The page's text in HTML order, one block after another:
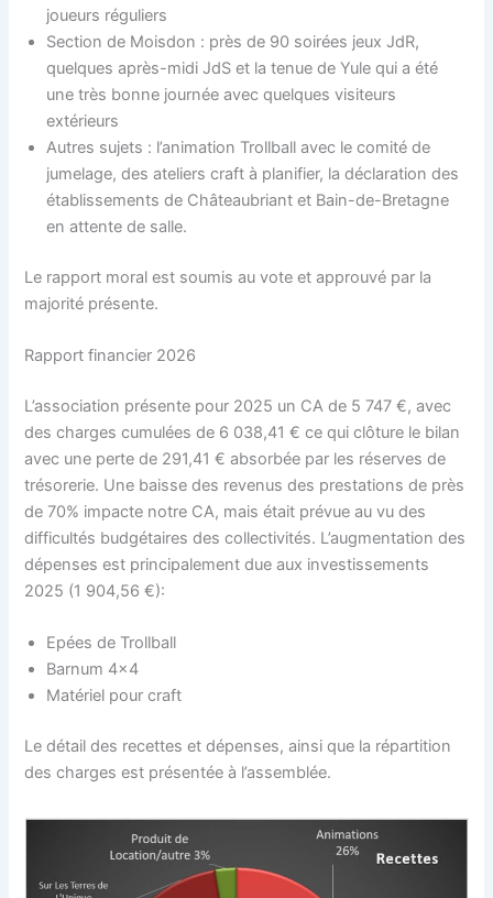
joueurs réguliers
Section de Moisdon : près de 90 soirées jeux JdR,
quelques après-midi JdS et la tenue de Yule qui a été
une très bonne journée avec quelques visiteurs
extérieurs
Autres sujets : l’animation Trollball avec le comité de
jumelage, des ateliers craft à planifier, la déclaration des
établissements de Châteaubriant et Bain-de-Bretagne
en attente de salle.
Le rapport moral est soumis au vote et approuvé par la
majorité présente.
Rapport financier 2026
L’association présente pour 2025 un CA de 5 747 €, avec
des charges cumulées de 6 038,41 € ce qui clôture le bilan
avec une perte de 291,41 € absorbée par les réserves de
trésorerie. Une baisse des revenus des prestations de près
de 70% impacte notre CA, mais était prévue au vu des
difficultés budgétaires des collectivités. L’augmentation des
dépenses est principalement due aux investissements
2025 (1 904,56 €):
Epées de Trollball
Barnum 4×4
Matériel pour craft
Le détail des recettes et dépenses, ainsi que la répartition
des charges est présentée à l’assemblée.